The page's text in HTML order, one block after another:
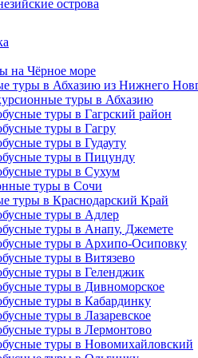
острова
на Чёрное море
туры в Абхазию из Нижнего
туры в Абхазию
туры в Гагрский район
туры в Гагру
туры в Гудауту
туры в Пицунду
туры в Сухум
туры в Сочи
туры в Краснодарский Край
туры в Адлер
туры в Анапу, Джемете
туры в Архипо-Осиповку
туры в Витязево
туры в Геленджик
туры в Дивноморское
туры в Кабардинку
туры в Лазаревское
туры в Лермонтово
туры в Новомихайловский